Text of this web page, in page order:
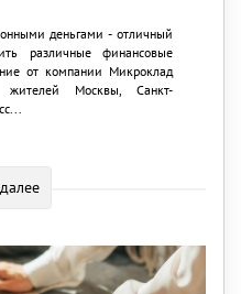
деньгами - отличный
различные финансовые
от компании Микроклад
жителей Москвы, Санкт-